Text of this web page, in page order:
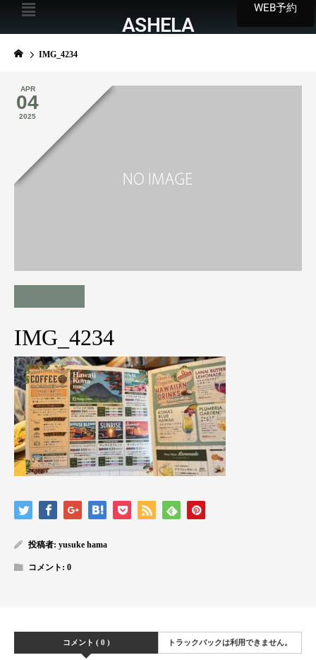
WEB予約
ASHELA
IMG_4234
APR
04
2025
IMG_4234
投稿者: yusuke hama
コメント: 0
コメント ( 0 ) トラックバックは利用できません。